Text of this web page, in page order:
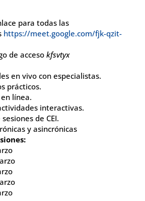
para todas las
https://meet.google.com/fjk-qzit-
de acceso kfsvtyx
en vivo con especialistas.
prácticos.
línea.
interactivas.
de CEI.
y asincrónicas